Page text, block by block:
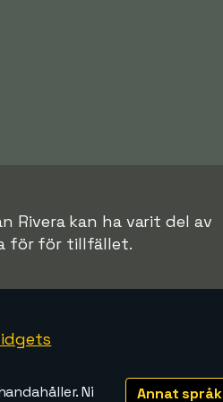
Rivera kan ha varit del av
för för tillfället.
Annat språk
Ni